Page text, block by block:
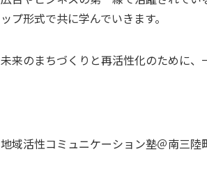
ップ形式で共に学んでいきます。
未来のまちづくりと再活性化のために
地域活性コミュニケーション塾＠南三陸